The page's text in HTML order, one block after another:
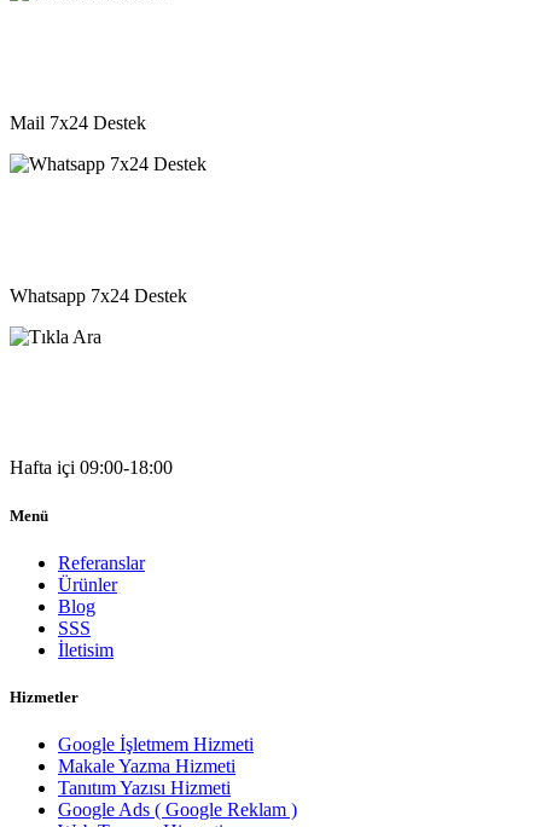
Mail 7x24 Destek
Whatsapp 7x24 Destek
Hafta içi 09:00-18:00
Menü
Referanslar
Ürünler
Blog
SSS
İletisim
Hizmetler
Google İşletmem Hizmeti
Makale Yazma Hizmeti
Tanıtım Yazısı Hizmeti
Google Ads ( Google Reklam )